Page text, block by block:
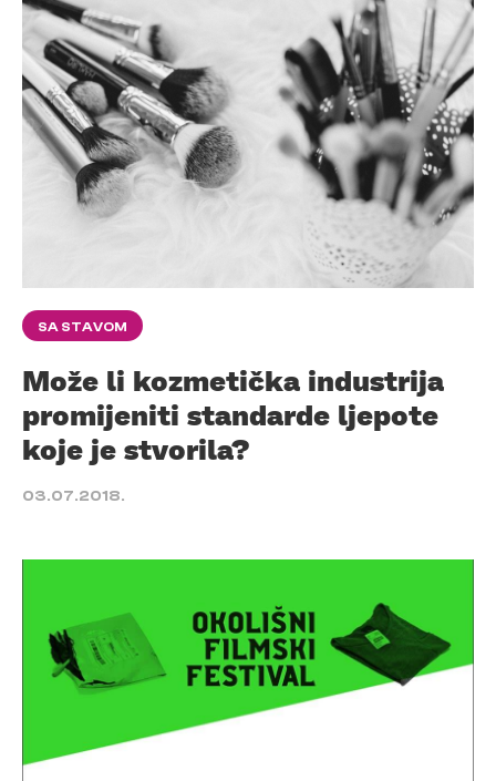
SA STAVOM
Može li kozmetička industrija
promijeniti standarde ljepote
koje je stvorila?
03.07.2018.